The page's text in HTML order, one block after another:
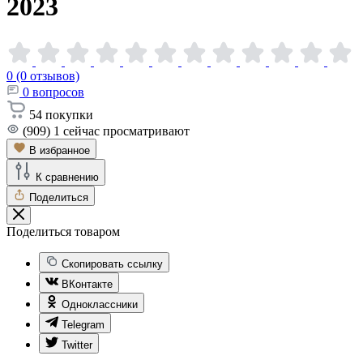
2023
0 (0 отзывов)
0 вопросов
54 покупки
(909) 1 сейчас просматривают
В избранное
К сравнению
Поделиться
Поделиться товаром
Скопировать ссылку
ВКонтакте
Одноклассники
Telegram
Twitter